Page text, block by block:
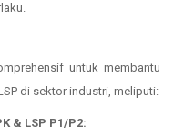
untuk membantu
di sektor industri, meliputi:
& LSP P1/P2: